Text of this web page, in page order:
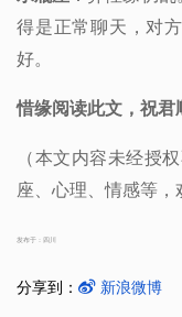
得是正常聊天，对
好。
惜缘阅读此文，祝君
（本文内容未经授
座、心理、情感等，
发布于：四川
分享到： 新浪微博